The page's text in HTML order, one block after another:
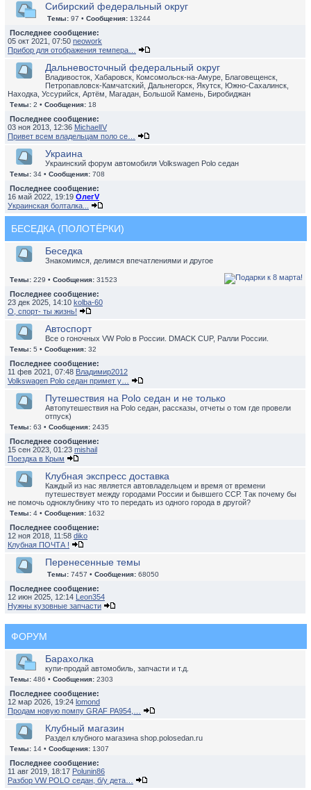
Сибирский федеральный округ
Темы: 97 • Сообщения: 13244
Последнее сообщение:
05 окт 2021, 07:50 neowork
Прибор для отображения темпера…
Дальневосточный федеральный округ
Владивосток, Хабаровск, Комсомольск-на-Амуре, Благовещенск,
Петропавловск-Камчатский, Дальнегорск, Якутск, Южно-Сахалинск,
Находка, Уссурийск, Артём, Магадан, Большой Камень, Биробиджан
Темы: 2 • Сообщения: 18
Последнее сообщение:
03 ноя 2013, 12:36 MichaelIV
Привет всем владельцам поло се…
Украина
Украинский форум автомобиля Volkswagen Polo седан
Темы: 34 • Сообщения: 708
Последнее сообщение:
16 май 2022, 19:19 ОлегV
Украинская болталка...
БЕСЕДКА (ПОЛОТЁРКИ)
Беседка
Знакомимся, делимся впечатлениями и другое
Темы: 229 • Сообщения: 31523
Последнее сообщение:
23 дек 2025, 14:10 kolba-60
О, спорт- ты жизнь!
Автоспорт
Все о гоночных VW Polo в России. DMACK CUP, Ралли России.
Темы: 5 • Сообщения: 32
Последнее сообщение:
11 фев 2021, 07:48 Владимир2012
Volkswagen Polo седан примет у…
Путешествия на Polo седан и не только
Автопутешествия на Polo седан, рассказы, отчеты о том где провели
отпуск)
Темы: 63 • Сообщения: 2435
Последнее сообщение:
15 сен 2023, 01:23 mishail
Поездка в Крым
Клубная экспресс доставка
Каждый из нас является автовладельцем и время от времени
путешествует между городами России и бывшего ССР. Так почему бы
не помочь одноклубнику что то передать из одного города в другой?
Темы: 4 • Сообщения: 1632
Последнее сообщение:
12 ноя 2018, 11:58 diko
Клубная ПОЧТА !
Перенесенные темы
Темы: 7457 • Сообщения: 68050
Последнее сообщение:
12 июн 2025, 12:14 Leon354
Нужны кузовные запчасти
ФОРУМ
Барахолка
купи-продай автомобиль, запчасти и т.д.
Темы: 486 • Сообщения: 2303
Последнее сообщение:
12 мар 2026, 19:24 lomond
Продам новую помпу GRAF PA954,…
Клубный магазин
Раздел клубного магазина shop.polosedan.ru
Темы: 14 • Сообщения: 1307
Последнее сообщение:
11 авг 2019, 18:17 Polunin86
Разбор VW POLO седан, б/у дета…